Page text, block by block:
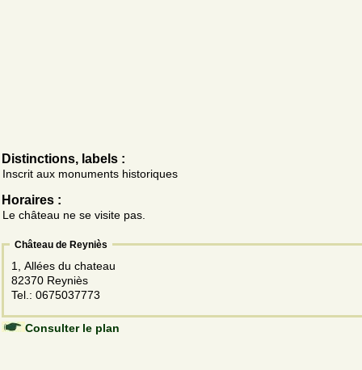
Distinctions, labels :
Inscrit aux monuments historiques
Horaires :
Le château ne se visite pas.
Château de Reyniès
1, Allées du chateau
82370 Reyniès
Tel.: 0675037773
Consulter le plan